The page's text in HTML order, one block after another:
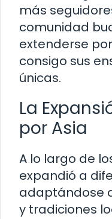
más
comunidad
extenderse
consigo sus
únicas.
La
por Asia
A lo largo de
expandió a
adaptándose
y tradiciones